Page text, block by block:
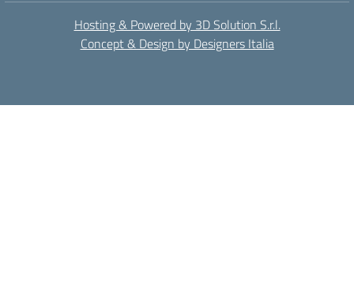
Hosting & Powered by 3D Solution S.r.l.
Concept & Design by Designers Italia